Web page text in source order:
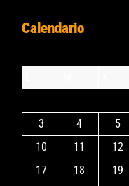
Calendario
3
4 5
10
11 12
17
18 19